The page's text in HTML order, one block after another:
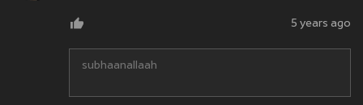
5 years ago
subhaanallaah